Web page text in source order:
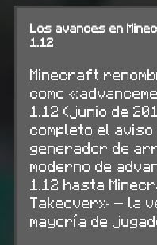
Los avances en
1.12
Minecraft
como
1.12 (junio de
completo el
generador de
moderno de
1.12 hasta
Takeover» — la
mayoría de